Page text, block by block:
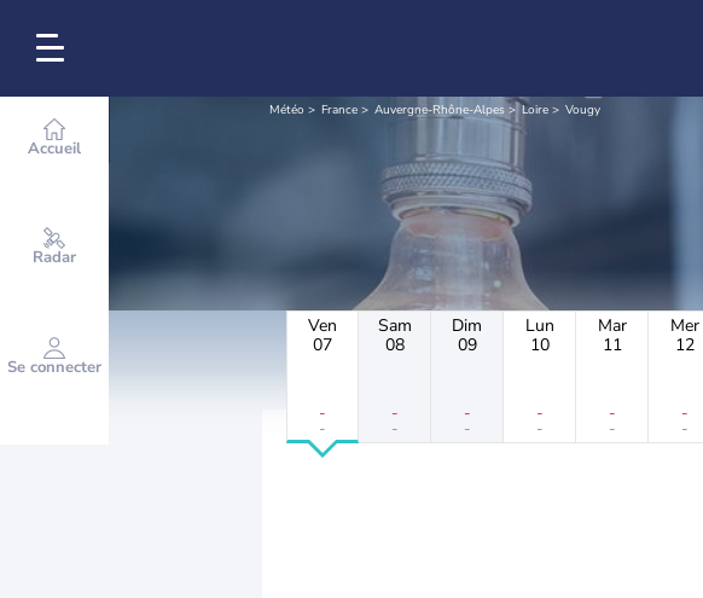
Accueil
Radar
Se connecter
Météo France Auvergne-Rhône-Alpes Loire Vougy
Ven
07
-
-
Sam
08
-
-
Dim
09
-
-
Lun
10
-
-
Mar
11
-
-
Mer
12
-
-